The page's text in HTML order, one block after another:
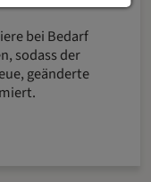
bei Bedarf
sodass der
geänderte